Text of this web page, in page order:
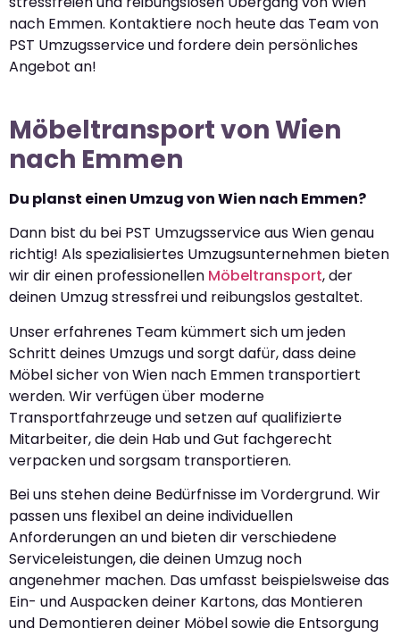
nach Emmen. Kontaktiere noch heute das Team von
PST Umzugsservice und fordere dein persönliches
Angebot an!
Möbeltransport von Wien
nach Emmen
Du planst einen Umzug von Wien nach Emmen?
Dann bist du bei PST Umzugsservice aus Wien genau
richtig! Als spezialisiertes Umzugsunternehmen bieten
wir dir einen professionellen Möbeltransport, der
deinen Umzug stressfrei und reibungslos gestaltet.
Unser erfahrenes Team kümmert sich um jeden
Schritt deines Umzugs und sorgt dafür, dass deine
Möbel sicher von Wien nach Emmen transportiert
werden. Wir verfügen über moderne
Transportfahrzeuge und setzen auf qualifizierte
Mitarbeiter, die dein Hab und Gut fachgerecht
verpacken und sorgsam transportieren.
Bei uns stehen deine Bedürfnisse im Vordergrund. Wir
passen uns flexibel an deine individuellen
Anforderungen an und bieten dir verschiedene
Serviceleistungen, die deinen Umzug noch
angenehmer machen. Das umfasst beispielsweise das
Ein- und Auspacken deiner Kartons, das Montieren
und Demontieren deiner Möbel sowie die Entsorgung